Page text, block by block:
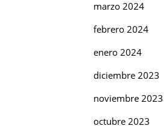
marzo 2024
febrero 2024
enero 2024
diciembre 2023
noviembre 2023
octubre 2023